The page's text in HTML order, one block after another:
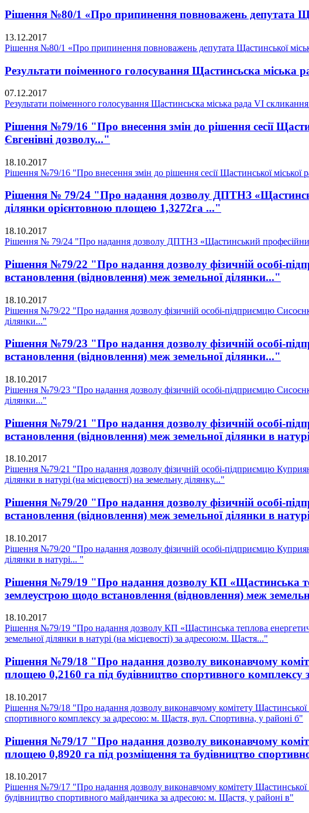
Рішення №80/1 «Про припинення повноважень депутата
13.12.2017
Рішення №80/1 «Про припинення повноважень депутата Щастинської
Результати поіменного голосування Щастинсьска міська
07.12.2017
Результати поіменного голосування Щастинсьска міська рада VI
Рішення №79/16 "Про внесення змін до рішення сесії
Євгенівні дозволу..."
18.10.2017
Рішення №79/16 "Про внесення змін до рішення сесії Щастинської
Рішення № 79/24 "Про надання дозволу ДПТНЗ
ділянки орієнтовною площею 1,3272га ..."
18.10.2017
Рішення № 79/24 "Про надання дозволу ДПТНЗ «Щастинський
Рішення №79/22 "Про надання дозволу фізичній особі-
встановлення (відновлення) меж земельної ділянки..."
18.10.2017
Рішення №79/22 "Про надання дозволу фізичній особі-підприємцю
ділянки..."
Рішення №79/23 "Про надання дозволу фізичній особі-
встановлення (відновлення) меж земельної ділянки..."
18.10.2017
Рішення №79/23 "Про надання дозволу фізичній особі-підприємцю
ділянки..."
Рішення №79/21 "Про надання дозволу фізичній особі-
встановлення (відновлення) меж земельної ділянки в
18.10.2017
Рішення №79/21 "Про надання дозволу фізичній особі-підприємцю
ділянки в натурі (на місцевості) на земельну ділянку..."
Рішення №79/20 "Про надання дозволу фізичній особі-
встановлення (відновлення) меж земельної ділянки в
18.10.2017
Рішення №79/20 "Про надання дозволу фізичній особі-підприємцю
ділянки в натурі... "
Рішення №79/19 "Про надання дозволу КП «Щастинська
землеустрою щодо встановлення (відновлення) меж
18.10.2017
Рішення №79/19 "Про надання дозволу КП «Щастинська теплова
земельної ділянки в натурі (на місцевості) за адресою:м. Щастя..."
Рішення №79/18 "Про надання дозволу виконавчому
площею 0,2160 га під будівництво спортивного
18.10.2017
Рішення №79/18 "Про надання дозволу виконавчому комітету Щастинської
спортивного комплексу за адресою: м. Щастя, вул. Спортивна, у районі б"
Рішення №79/17 "Про надання дозволу виконавчому
площею 0,8920 га під розміщення та будівництво
18.10.2017
Рішення №79/17 "Про надання дозволу виконавчому комітету Щастинської
будівництво спортивного майданчика за адресою: м. Щастя, у районі в"